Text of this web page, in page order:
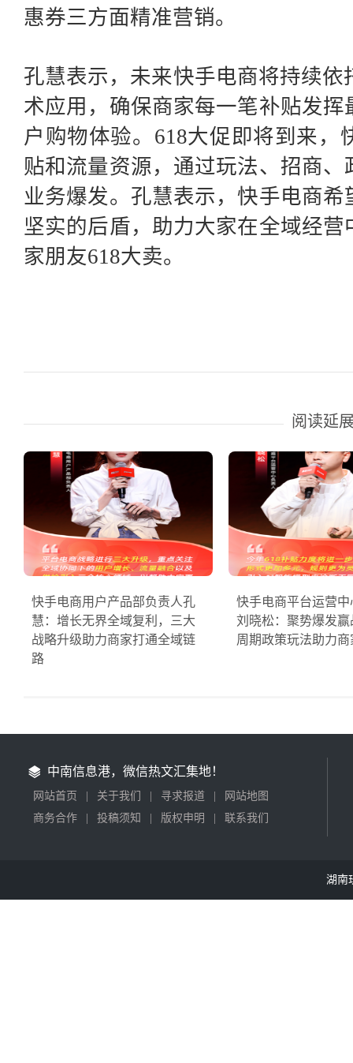
惠券三方面精准营销。
孔慧表示，未来快手电商将持续
术应用，确保商家每一笔补贴发
户购物体验。618大促即将到来，
贴和流量资源，通过玩法、招商
业务爆发。孔慧表示，快手电商
坚实的后盾，助力大家在全域经
家朋友618大卖。
阅读延
快手电商用户产品部负责人孔
慧：增长无界全域复利，三大
战略升级助力商家打通全域链
路
快手电商平台运营中
刘晓松：聚势爆发赢
周期政策玩法助力
中南信息港，微信热文汇集地！
网站首页 关于我们 寻求报道
网站地图
商务合作
投稿须知 版权申明 联系我们
湖南